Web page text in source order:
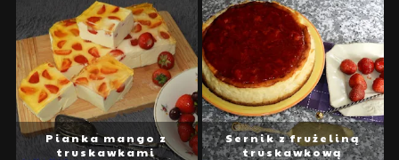
Pianka mango z
truskawkami
Sernik z frużeliną
truskawkową